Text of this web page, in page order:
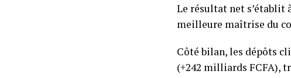
Le résultat net s’établit
meilleure maîtrise du
Côté bilan, les dépôts
(+242 milliards FCFA),